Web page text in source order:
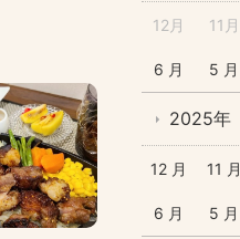
12月 11月
6 月 5 月
2025年
12 月 11 月
6 月 5 月